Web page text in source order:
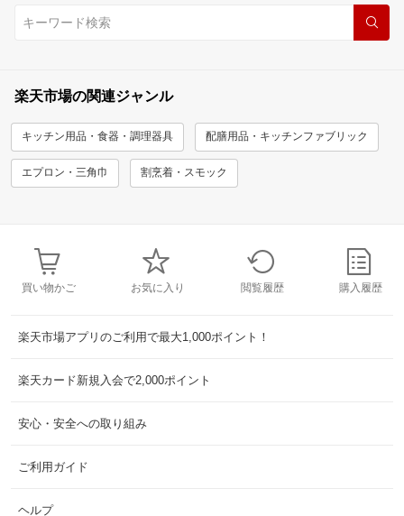
楽天市場の関連ジャンル
キッチン用品・食器・調理器具 配膳用品・キッチンファブリック
エプロン・三角巾 割烹着・スモック
買い物かご お気に入り 閲覧履歴 購入履歴
楽天市場アプリのご利用で最大1,000ポイント！
楽天カード新規入会で2,000ポイント
安心・安全への取り組み
ご利用ガイド
ヘルプ